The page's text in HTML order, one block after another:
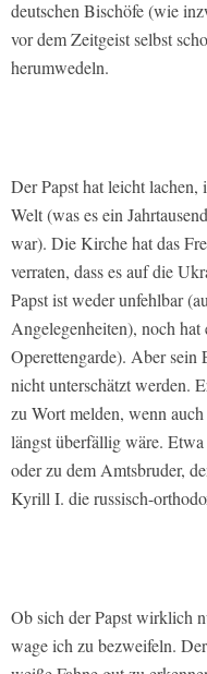
deutschen Bischöfe (wie
vor dem Zeitgeist selbst
herumwedeln.
Der Papst hat leicht
Welt (was es ein
war). Die Kirche hat das
verraten, dass es auf die
Papst ist weder unfehlbar
Angelegenheiten), noch hat
Operettengarde). Aber
nicht unterschätzt werden.
zu Wort melden, wenn
längst überfällig wäre.
oder zu dem Amtsbruder,
Kyrill I. die russisch-
Ob sich der Papst wirklich
wage ich zu bezweifeln.